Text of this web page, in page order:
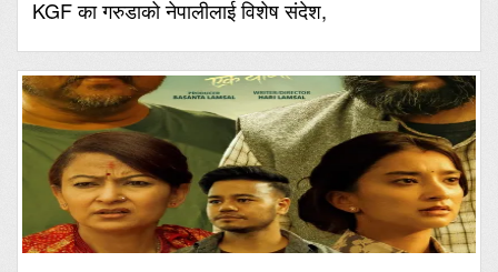
KGF का गरुडाको नेपालीलाई विशेष संदेश,